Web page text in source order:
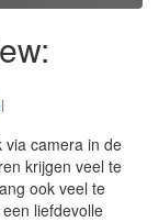
via camera in de
krijgen veel te
ook veel te
liefdevolle